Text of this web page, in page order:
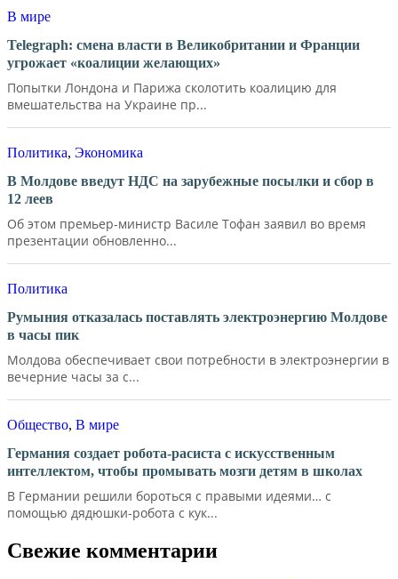
В мире
Telegraph: смена власти в Великобритании и Франции
угрожает «коалиции желающих»
Попытки Лондона и Парижа сколотить коалицию для
вмешательства на Украине пр...
Политика, Экономика
В Молдове введут НДС на зарубежные посылки и сбор в
12 леев
Об этом премьер-министр Василе Тофан заявил во время
презентации обновленно...
Политика
Румыния отказалась поставлять электроэнергию Молдове
в часы пик
Молдова обеспечивает свои потребности в электроэнергии в
вечерние часы за с...
Общество, В мире
Германия создает робота-расиста с искусственным
интеллектом, чтобы промывать мозги детям в школах
В Германии решили бороться с правыми идеями… с
помощью дядюшки-робота с кук...
Свежие комментарии